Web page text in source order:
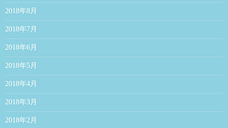
2018年8月
2018年7月
2018年6月
2018年5月
2018年4月
2018年3月
2018年2月